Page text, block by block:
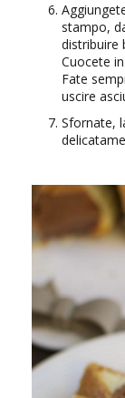
stampo,
distribuire
Cuocete
Fate
uscire
Sfornate,